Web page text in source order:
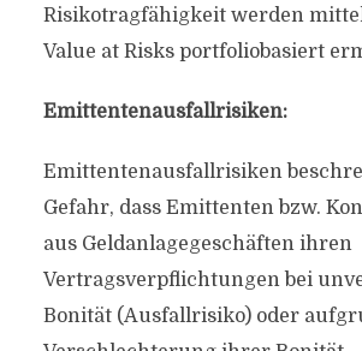
Risikotragfähigkeit werden
Value at Risks portfoliobasiert
Emittentenausfallrisiken:
Emittentenausfallrisiken
Gefahr, dass Emittenten bzw.
aus Geldanlagegeschäften ihren
Vertragsverpflichtungen bei
Bonität (Ausfallrisiko) oder